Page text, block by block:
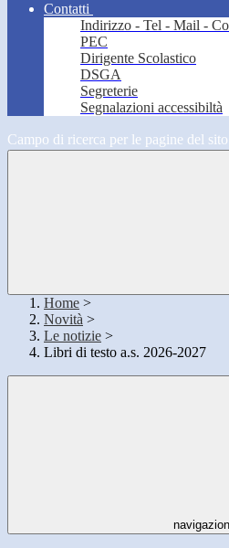
Contatti
Indirizzo - Tel - Mail -
PEC
Dirigente Scolastico
DSGA
Segreterie
Segnalazioni accessibiltà
Campo di ricerca per le pagine del sito
Home >
Novità >
Le notizie >
Libri di testo a.s. 2026-2027